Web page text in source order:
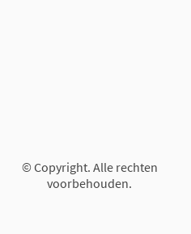
© Copyright. Alle rechten
voorbehouden.